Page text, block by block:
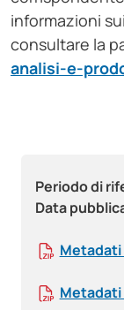
Periodo di
Data
Metadati
Metadati
informazioni
consultare la
analisi-e-